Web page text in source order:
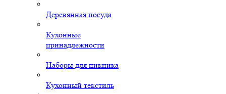
Деревянная посуда
Кухонные
принадлежности
Наборы для пикника
Кухонный текстиль